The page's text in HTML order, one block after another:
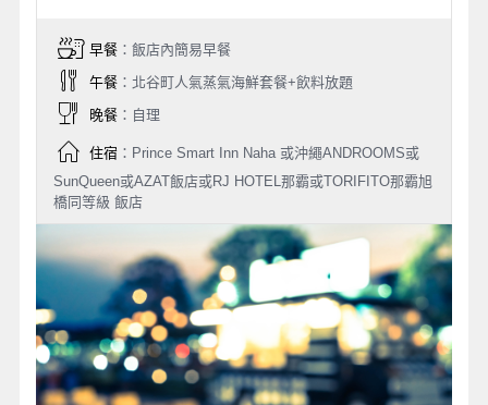
早餐：飯店內簡易早餐
午餐：北谷町人氣蒸氣海鮮套餐+飲料放題
晚餐：自理
住宿：Prince Smart Inn Naha 或沖繩ANDROOMS或
SunQueen或AZAT飯店或RJ HOTEL那霸或TORIFITO那霸旭
橋同等級 飯店